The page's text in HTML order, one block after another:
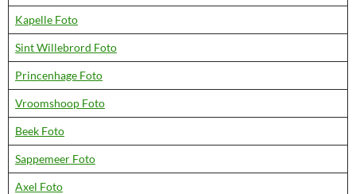
Kapelle Foto
Sint Willebrord Foto
Princenhage Foto
Vroomshoop Foto
Beek Foto
Sappemeer Foto
Axel Foto